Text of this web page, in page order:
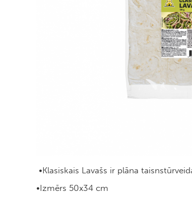
•Klasiskais Lavašs ir plāna
•Izmērs 50x34 cm